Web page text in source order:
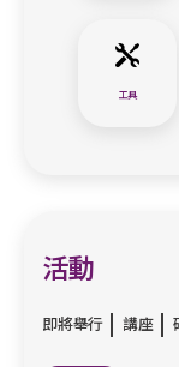
工具
活動
即將舉行 講座